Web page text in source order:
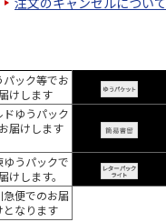
パック等でお
届けします
ドゆうパック
届けします
ゆうパックで
けします。
急便でのお届
となります